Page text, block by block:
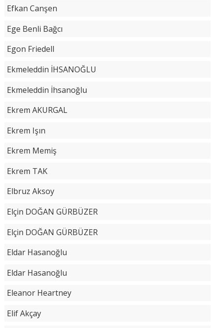
Efkan Canşen
Ege Benli Bağcı
Egon Friedell
Ekmeleddin İHSANOĞLU
Ekmeleddin İhsanoğlu
Ekrem AKURGAL
Ekrem Işın
Ekrem Memiş
Ekrem TAK
Elbruz Aksoy
Elçin DOĞAN GÜRBÜZER
Elçin DOĞAN GÜRBÜZER
Eldar Hasanoğlu
Eldar Hasanoğlu
Eleanor Heartney
Elif Akçay